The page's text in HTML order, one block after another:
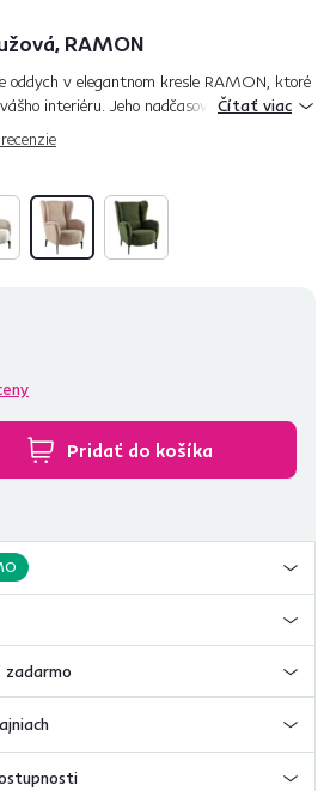
RAMON
recenzie
oddych v elegantnom kresle RAMON, ktoré
interiéru. Jeho nadčasový dizajn s
štýlový vzhľad s neodolateľným po...
Čítať viac
Pridať do košíka